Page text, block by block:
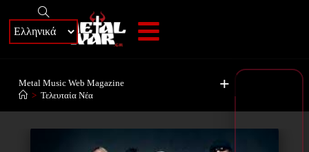
+
Metal Music Web Magazine
> Τελευταία Νέα